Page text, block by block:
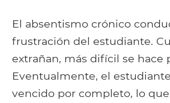
El absentismo crónico
frustración del estudiante.
extrañan, más difícil se hace
Eventualmente, el
vencido por completo, lo